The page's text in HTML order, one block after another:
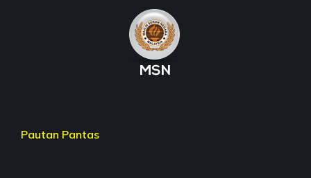
Pautan Pantas